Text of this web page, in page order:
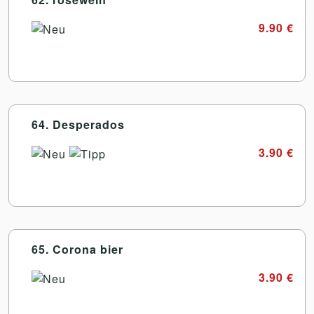
9.90 €
64. Desperados
3.90 €
65. Corona bier
3.90 €